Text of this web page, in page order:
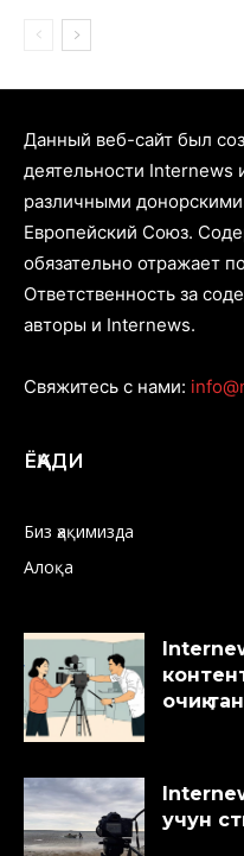
Данный веб-сайт был
деятельности Internews
различными
Европейский Союз.
обязательно отражает
Ответственность за
авторы и Internews.
Свяжитесь с нами:
ЁҚАДИ
Биз ҳақимизда
Алоқа
очиқ
учун